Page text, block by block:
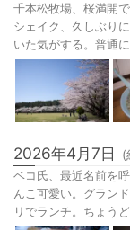
千本松牧場、桜満開
シェイク、久しぶり
いた気がする。普通
2026年4月7日 (
ベコ氏、最近名前を
んこ可愛い。グラン
リでランチ。ちょう